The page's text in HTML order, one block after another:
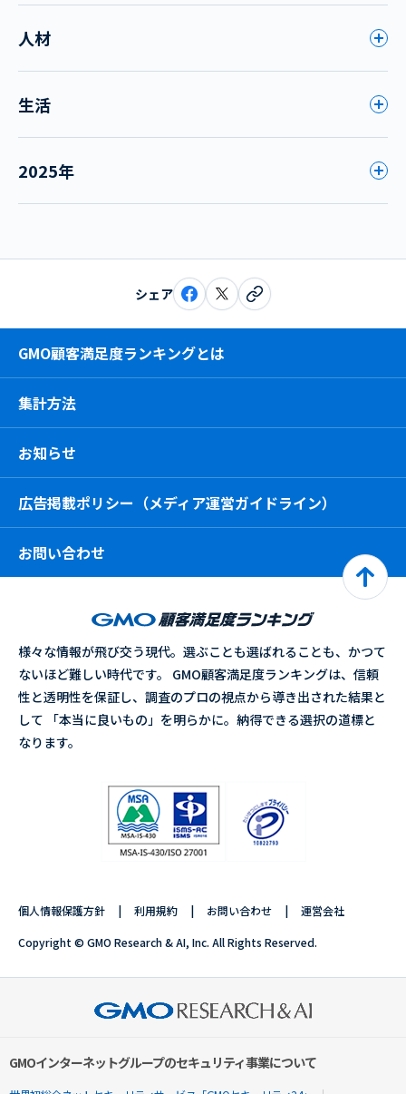
人材
生活
2025年
シェア
GMO顧客満足度ランキングとは
集計方法
お知らせ
広告掲載ポリシー（メディア運営ガイドライン）
お問い合わせ
様々な情報が飛び交う現代。選ぶことも選ばれることも、かつて
ないほど難しい時代です。 GMO顧客満足度ランキングは、信頼
性と透明性を保証し、調査のプロの視点から導き出された結果と
して 「本当に良いもの」を明らかに。納得できる選択の道標と
なります。
個人情報保護方針 利用規約 お問い合わせ 運営会社
Copyright © GMO Research & AI, Inc. All Rights Reserved.
GMOインターネットグループのセキュリティ事業について